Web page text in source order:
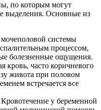
по которым могут
выделения. Основные из
системы
процессом,
болезненные ощущения.
кровь, часто коричневого
живота при половом
встречается все
у беременной